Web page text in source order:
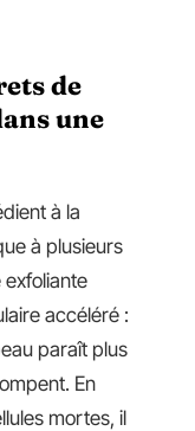
de
une
à la
à plusieurs
exfoliante
accéléré :
paraît plus
En
mortes, il